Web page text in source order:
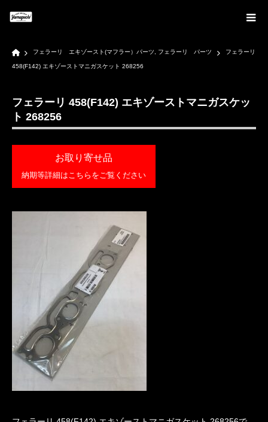
Home
フェラーリ エキゾースト(マフラー）パーツ フェラーリ パーツ フェラーリ
458(F142) エキゾーストマニガスケット 268256
フェラーリ 458(F142) エキゾーストマニガスケッ
ト 268256
お取り寄せ品
納期等詳細はこちらをご覧ください